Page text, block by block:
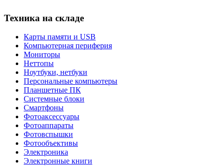
Техника на складе
Карты памяти и USB
Компьютерная периферия
Мониторы
Неттопы
Ноутбуки, нетбуки
Персональные компьютеры
Планшетные ПК
Системные блоки
Смартфоны
Фотоаксессуары
Фотоаппараты
Фотовспышки
Фотообъективы
Электроника
Электронные книги